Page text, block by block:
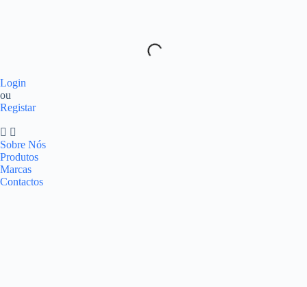
Login
ou
Registar
Sobre Nós
Produtos
Marcas
Contactos